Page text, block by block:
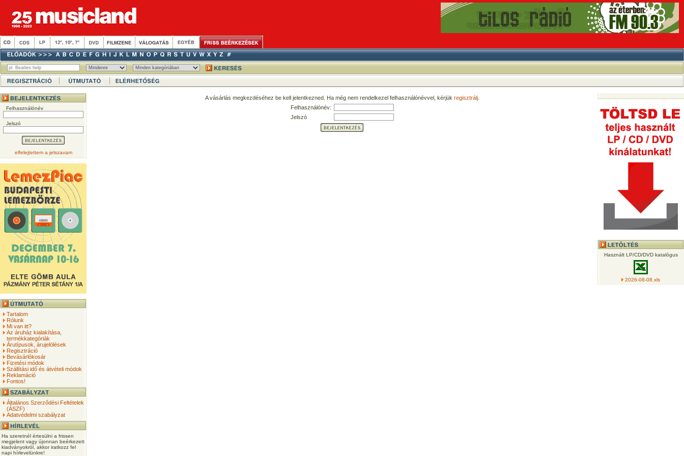
Felhasználónév
Jelszó
elfelejtettem a jelszavam
Tartalom
Rólunk
Mi van itt?
Az áruház kialakítása,
termékkategóriák
Árutípusok, árujelölések
Regisztráció
Bevásárlókosár
Fizetési módok
Szállítási idő és átvételi módok
Reklamáció
Fontos!
Általános Szerződési Feltételek
(ÁSZF)
Adatvédelmi szabályzat
Ha szeretnél értesülni a frissen
megjelent vagy újonnan beérkezett
kiadványokról, akkor iratkozz fel
napi hírlevelünkre!
A vásárlás megkezdéséhez be kell jelentkezned. Ha még nem rendelkezel felhasználónévvel, kérjük regisztrálj.
Felhasználónév:
Jelszó
Használt LP/CD/DVD katalógus
2026-08-08.xls